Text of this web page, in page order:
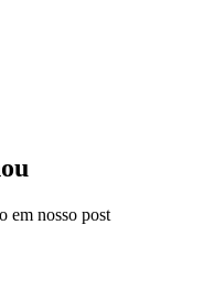
em nosso post